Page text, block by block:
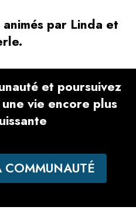
par Linda et
et poursuivez
vie encore plus
COMMUNAUTÉ